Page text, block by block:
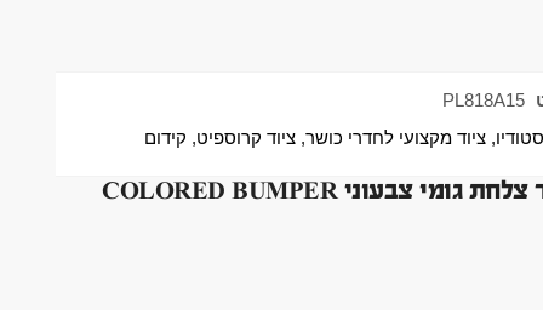
PL818A15
,ציוד מקצועי לחדרי כושר,ציוד קרוספיט, קידום
באמפר תחרות אולימפי 15 קג צהוב במפר צלחת גומי צבעוני COLORED BUMPER